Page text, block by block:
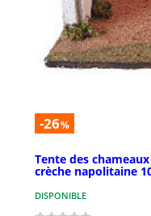
-26%
Tente des
crèche napolitaine
DISPONIBLE